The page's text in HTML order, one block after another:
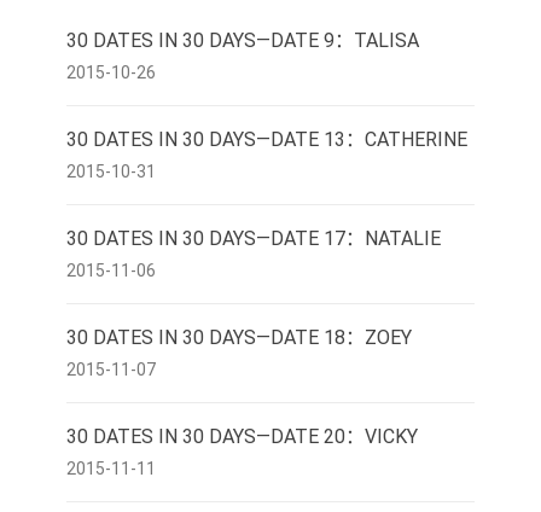
30 DATES IN 30 DAYS—DATE 9：TALISA
2015-10-26
30 DATES IN 30 DAYS—DATE 13：CATHERINE
2015-10-31
30 DATES IN 30 DAYS—DATE 17：NATALIE
2015-11-06
30 DATES IN 30 DAYS—DATE 18：ZOEY
2015-11-07
30 DATES IN 30 DAYS—DATE 20：VICKY
2015-11-11